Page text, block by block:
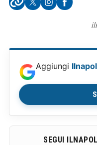
Aggiungi
SEGUI